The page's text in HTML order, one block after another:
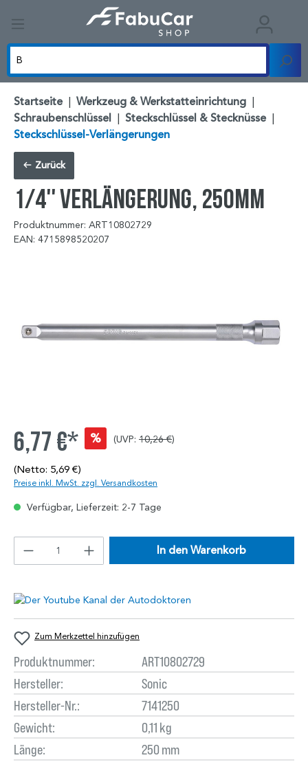
Startseite | Werkzeug & Werkstatteinrichtung |
Schraubenschlüssel | Steckschlüssel & Stecknüsse |
Steckschlüssel-Verlängerungen
Zurück
1/4'' Verlängerung, 250mm
Produktnummer: ART10802729
EAN: 4715898520207
6,77 €* % (UVP: 10,26 €)
(Netto: 5,69 €)
Preise inkl. MwSt. zzgl. Versandkosten
Verfügbar, Lieferzeit: 2-7 Tage
In den Warenkorb
Zum Merkzettel hinzufügen
Produktnummer:
ART10802729
Hersteller:
Sonic
Hersteller-Nr.:
7141250
Gewicht:
0,11 kg
Länge:
250 mm